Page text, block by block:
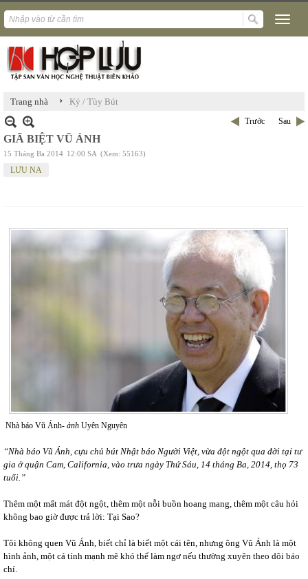
Trang nhà › Ký / Tùy Bút
Trước Sau
GIÃ BIỆT VŨ ÁNH
15 Tháng Ba 2014 12:00 SA (Xem: 55163)
LƯU NA
Nhà báo Vũ Ánh- ảnh Uyên Nguyên
“Nhà báo Vũ Ánh, cựu chủ bút Nhật báo Người Việt, vừa đột ngột qua đời tại tư
gia ở quận Cam, California, vào trưa ngày Thứ Sáu, 14 tháng Ba, 2014, thọ 73
tuổi.”
Thêm một mất mát đột ngột, thêm một nỗi buồn hoang mang, thêm một câu hỏi
không bao giờ được trả lời: Tại Sao?
Tôi không quen Vũ Ánh, biết chỉ là biết một cái tên, nhưng ông Vũ Ánh là một
hình ảnh, một cá tính mạnh mẽ khó thể làm ngơ nếu thường xuyên theo dõi báo
chí.